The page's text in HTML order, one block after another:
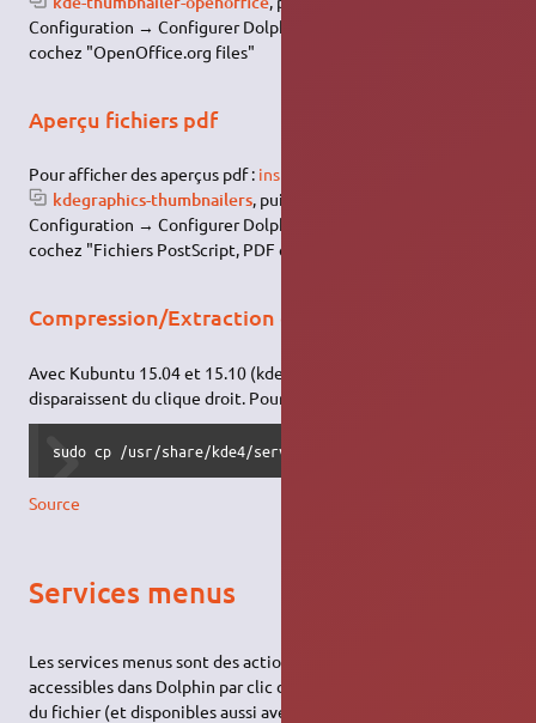
Configuration → Configurer Dolphin → Général → Aperçu →
cochez "OpenOffice.org files"
Aperçu fichiers pdf
Pour afficher des aperçus pdf : installez le paquet
kdegraphics-thumbnailers, puis aller l'activer dans
Configuration → Configurer Dolphin → Général → Aperçu →
cochez "Fichiers PostScript, PDF et
Compression/Extraction d'archives
Avec Kubuntu 15.04 et 15.10 (kde5), ces fonctions
disparaissent du clique droit. Pour les retrouver:
sudo cp /usr/share/kde4/servicetypes/
Source
Services menus
Les services menus sont des actions du menu contextuel,
accessibles dans Dolphin par clic droit sur le nom du dossier ou
du fichier (et disponibles aussi avec